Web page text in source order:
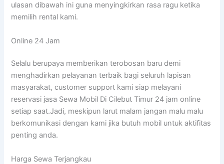
ulasan dibawah ini guna menyingkirkan rasa ragu ketika
memilih rental kami.
Online 24 Jam
Selalu berupaya memberikan terobosan baru demi
menghadirkan pelayanan terbaik bagi seluruh lapisan
masyarakat, customer support kami siap melayani
reservasi jasa Sewa Mobil Di Cilebut Timur 24 jam online
setiap saat.Jadi, meskipun larut malam jangan malu malu
berkomunikasi dengan kami jika butuh mobil untuk aktifitas
penting anda.
Harga Sewa Terjangkau